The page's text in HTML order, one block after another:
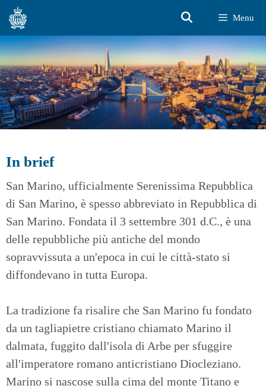
Vai
contenuto
Menu
In brief
San Marino, ufficialmente Serenissima Repubblica
di San Marino, è spesso abbreviato in Repubblica di
San Marino. Fondata il 3 settembre 301 d.C., è una
delle repubbliche più antiche del mondo
sopravvissuta a un'epoca in cui le città-stato si
diffondevano in tutta Europa.
La tradizione fa risalire che San Marino fu fondato
da un tagliapietre cristiano chiamato Marino il
dalmata, fuggito dall'isola di Arbe per sfuggire
all'imperatore romano anticristiano Diocleziano.
Marino si nascose sulla cima del monte Titano e